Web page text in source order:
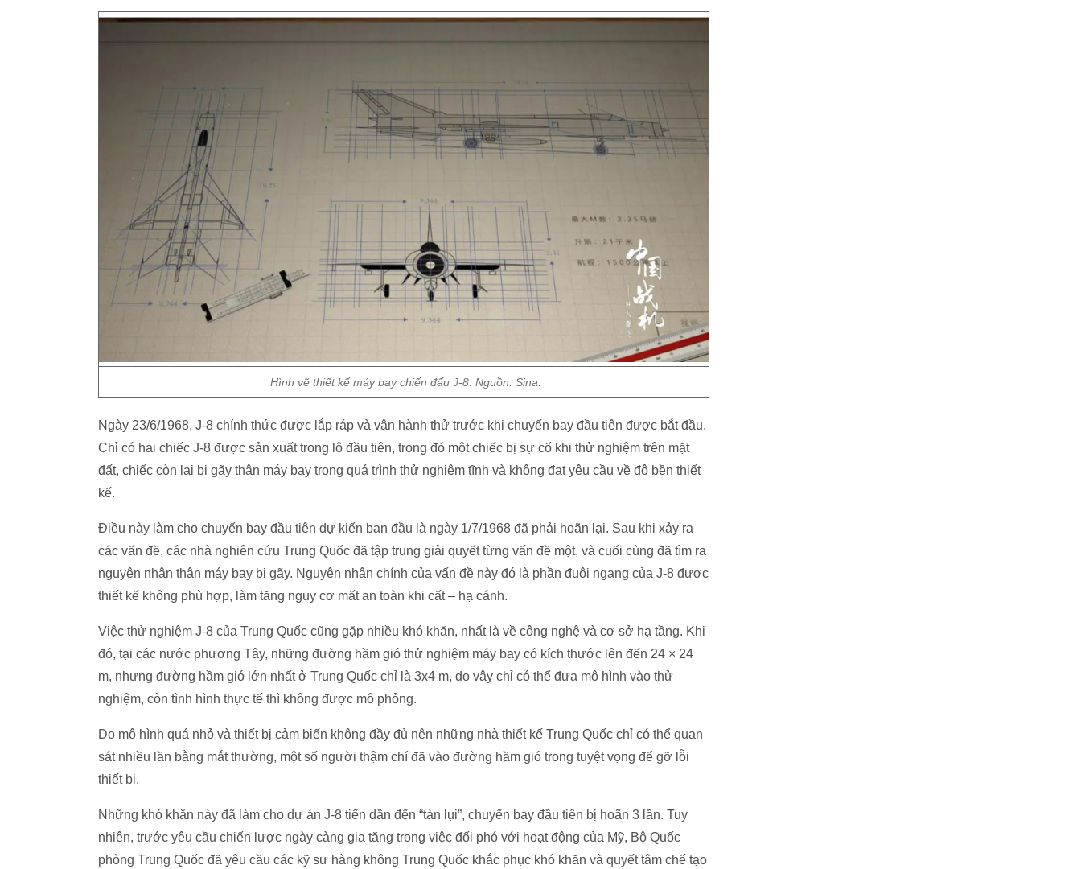
Hình vẽ thiết kế máy bay chiến đấu J-8. Nguồn: Sina.
Ngày 23/6/1968, J-8 chính thức được lắp ráp và vận hành thử trước khi chuyến bay đầu tiên được bắt đầu.
Chỉ có hai chiếc J-8 được sản xuất trong lô đầu tiên, trong đó một chiếc bị sự cố khi thử nghiệm trên mặt
đất, chiếc còn lại bị gãy thân máy bay trong quá trình thử nghiệm tĩnh và không đạt yêu cầu về độ bền thiết
kế.
Điều này làm cho chuyến bay đầu tiên dự kiến ban đầu là ngày 1/7/1968 đã phải hoãn lại. Sau khi xảy ra
các vấn đề, các nhà nghiên cứu Trung Quốc đã tập trung giải quyết từng vấn đề một, và cuối cùng đã tìm ra
nguyên nhân thân máy bay bị gãy. Nguyên nhân chính của vấn đề này đó là phần đuôi ngang của J-8 được
thiết kế không phù hợp, làm tăng nguy cơ mất an toàn khi cất – hạ cánh.
Việc thử nghiệm J-8 của Trung Quốc cũng gặp nhiều khó khăn, nhất là về công nghệ và cơ sở hạ tầng. Khi
đó, tại các nước phương Tây, những đường hầm gió thử nghiệm máy bay có kích thước lên đến 24 × 24
m, nhưng đường hầm gió lớn nhất ở Trung Quốc chỉ là 3x4 m, do vậy chỉ có thể đưa mô hình vào thử
nghiệm, còn tình hình thực tế thì không được mô phỏng.
Do mô hình quá nhỏ và thiết bị cảm biến không đầy đủ nên những nhà thiết kế Trung Quốc chỉ có thể quan
sát nhiều lần bằng mắt thường, một số người thậm chí đã vào đường hầm gió trong tuyệt vọng để gỡ lỗi
thiết bị.
Những khó khăn này đã làm cho dự án J-8 tiến dần đến “tàn lụi”, chuyến bay đầu tiên bị hoãn 3 lần. Tuy
nhiên, trước yêu cầu chiến lược ngày càng gia tăng trong việc đối phó với hoạt động của Mỹ, Bộ Quốc
phòng Trung Quốc đã yêu cầu các kỹ sư hàng không Trung Quốc khắc phục khó khăn và quyết tâm chế tạo